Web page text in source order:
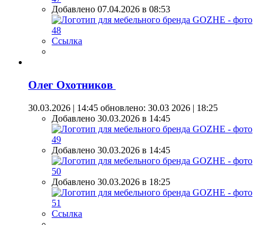
Добавлено 07.04.2026 в 08:53
Ссылка
Олег Охотников
30.03.2026 | 14:45 обновлено: 30.03 2026 | 18:25
Добавлено 30.03.2026 в 14:45
Добавлено 30.03.2026 в 14:45
Добавлено 30.03.2026 в 18:25
Ссылка